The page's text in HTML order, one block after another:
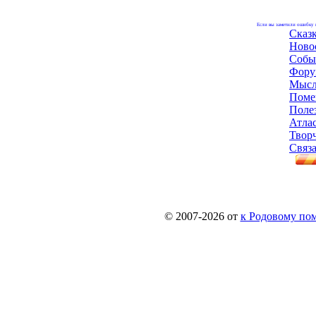
Если вы заметили ошибку
© 2007-2026 от к Родовому